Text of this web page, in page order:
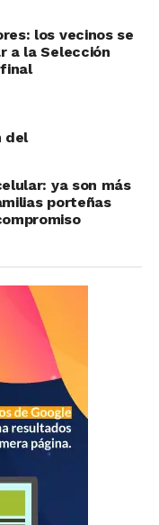
los vecinos se
a la Selección
del
ya son más
porteñas